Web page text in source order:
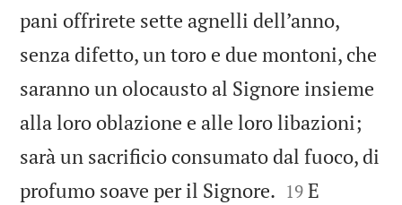
pani offrirete sette agnelli dell’anno,
senza difetto, un toro e due montoni, che
saranno un olocausto al Signore insieme
alla loro oblazione e alle loro libazioni;
sarà un sacrificio consumato dal fuoco, di
profumo soave per il Signore. 

19 E